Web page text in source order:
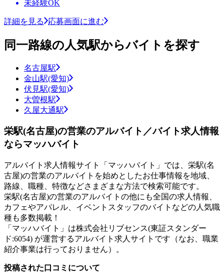
未経験OK
詳細を見る 応募画面に進む
同一路線の人気駅からバイトを探す
名古屋駅
金山駅(愛知)
伏見駅(愛知)
大曽根駅
久屋大通駅
栄駅(名古屋)の営業のアルバイト／バイト求人情報
ならマッハバイト
アルバイト求人情報サイト「マッハバイト」では、栄駅(名
古屋)の営業のアルバイトを始めとしたお仕事情報を地域、
路線、職種、特徴などさまざまな方法で検索可能です。
栄駅(名古屋)の営業のアルバイトの他にも全国の求人情報、
カフェやアパレル、イベントスタッフのバイトなどの人気職
種も多数掲載！
「マッハバイト」は株式会社リブセンス(東証スタンダー
ド:6054) が運営するアルバイト求人サイトです（なお、職業
紹介事業は行っておりません）。
投稿された口コミについて